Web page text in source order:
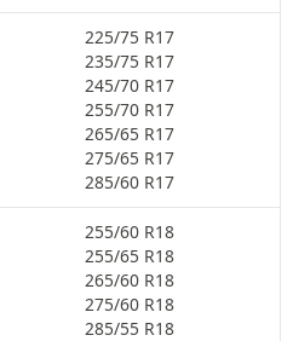
225/75 R17
235/75 R17
245/70 R17
255/70 R17
265/65 R17
275/65 R17
285/60 R17
255/60 R18
255/65 R18
265/60 R18
275/60 R18
285/55 R18